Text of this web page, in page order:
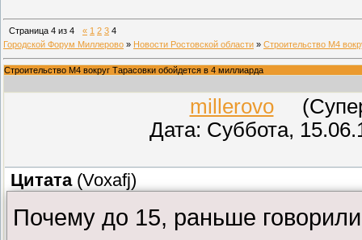
Страница 4 из 4 « 1 2 3 4
Городской Форум Миллерово » Новости Ростовской области » Строительство М4
Строительство М4 вокруг Тарасовки обойдется в 4 миллиарда
millerovo
Дата: Суббота,
Цитата(Voxafj)
Почему до 15, раньше